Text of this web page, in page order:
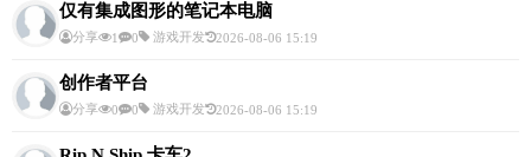
仅有集成图形的笔记本电脑
分享 1 0 游戏开发 2026-08-06 15:19
创作者平台
分享 0 0 游戏开发 2026-08-06 15:19